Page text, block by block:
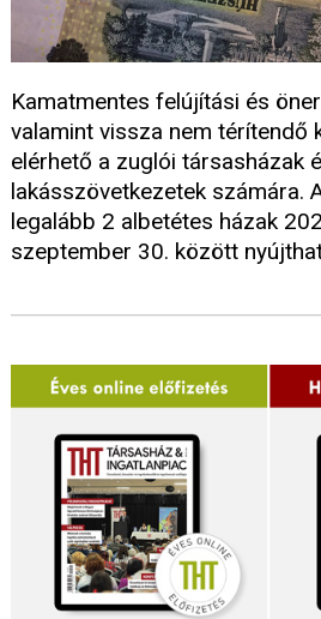
Kamatmentes felújítási és
valamint vissza nem térítendő
elérhető a zuglói társasházak
lakásszövetkezetek számára.
legalább 2 albetétes házak
szeptember 30. között